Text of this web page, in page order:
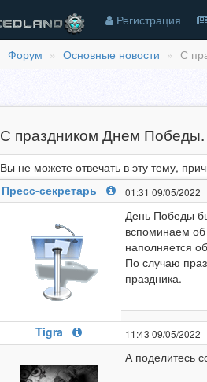
Регистрация
Форум Основные новости С
С праздником Днем Победы.
Вы не можете отвечать в эту тему,
Пресс-секретарь
01:31 09/05/2022
День Победы
вспоминаем об
наполняется
По случаю
праздника.
Tigra 11:43 09/05/2022
А поделитесь